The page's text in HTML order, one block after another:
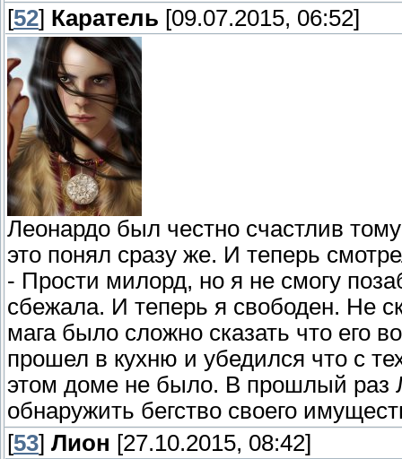
[52] Каратель [09.07.2015, 06:52]
Леонардо был честно счастлив
это понял сразу же. И теперь
- Прости милорд, но я не смогу
сбежала. И теперь я свободен. Не
мага было сложно сказать что его
прошел в кухню и убедился что с
этом доме не было. В прошлый раз
обнаружить бегство своего
[53] Лион [27.10.2015, 08:42]